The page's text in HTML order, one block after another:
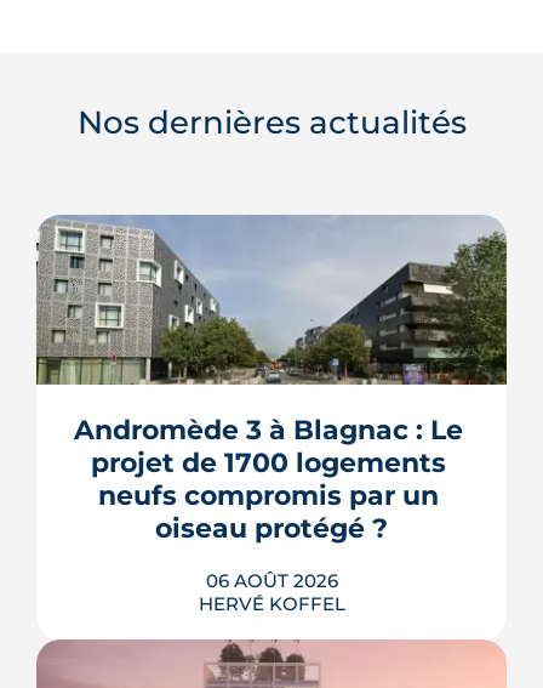
Nos dernières actualités
Andromède 3 à Blagnac : Le
projet de 1700 logements
neufs compromis par un
oiseau protégé ?
06 AOÛT 2026
HERVÉ KOFFEL